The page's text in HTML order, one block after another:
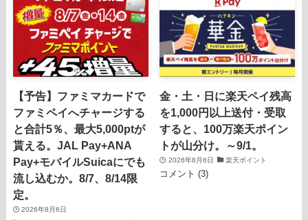
【予告】ファミマカードで
ファミペイへチャージする
と合計5％、最大5,000ptが
貰える。JAL Pay+ANA
Pay+モバイルSuicaにでも
流し込むか。8/7、8/14限
定。
2026年8月6日
金・土・日に楽天ペイ残高
を1,000円以上送付・受取
すると、100万楽天ポイン
トが山分け。～9/1。
2026年8月6日 楽天ポイント
コメント (3)